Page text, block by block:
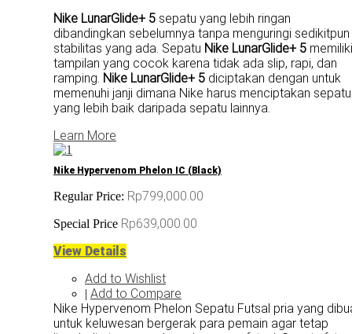
Nike LunarGlide+ 5 sepatu yang lebih ringan
dibandingkan sebelumnya tanpa menguringi sedikitpun
stabilitas yang ada. Sepatu Nike LunarGlide+ 5 memiliki
tampilan yang cocok karena tidak ada slip, rapi, dan
ramping. Nike LunarGlide+ 5 diciptakan dengan untuk
memenuhi janji dimana Nike harus menciptakan sepatu
yang lebih baik daripada sepatu lainnya.
Learn More
Nike Hypervenom Phelon IC (Black)
Regular Price: Rp799,000.00
Special Price Rp639,000.00
View Details
Add to Wishlist
| Add to Compare
Nike Hypervenom Phelon Sepatu Futsal pria yang
untuk keluwesan bergerak para pemain agar tetap